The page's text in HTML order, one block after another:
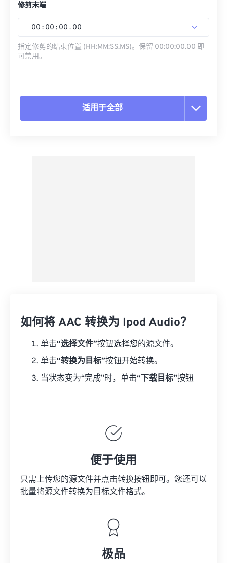
修剪末端
00 : 00 : 00 . 00
指定修剪的结束位置 (HH:MM:SS.MS)。保留 00:00:00.00 即
可禁用。
适用于全部
如何将 AAC 转换为 Ipod Audio？
单击“选择文件”按钮选择您的源文件。
单击“转换为目标”按钮开始转换。
当状态变为“完成”时，单击“下载目标”按钮
便于使用
只需上传您的源文件并点击转换按钮即可。您还可以
批量将源文件转换为目标文件格式。
极品